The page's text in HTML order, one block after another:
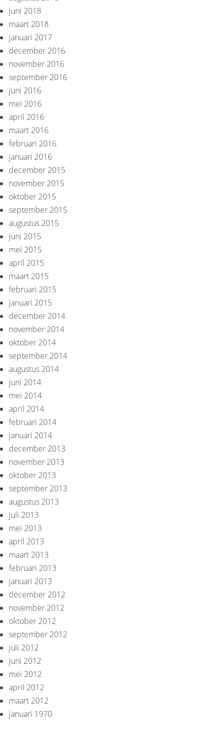
juni 2018
maart 2018
januari 2017
december 2016
november 2016
september 2016
juni 2016
mei 2016
april 2016
maart 2016
februari 2016
januari 2016
december 2015
november 2015
oktober 2015
september 2015
augustus 2015
juni 2015
mei 2015
april 2015
maart 2015
februari 2015
januari 2015
december 2014
november 2014
oktober 2014
september 2014
augustus 2014
juni 2014
mei 2014
april 2014
februari 2014
januari 2014
december 2013
november 2013
oktober 2013
september 2013
augustus 2013
juli 2013
mei 2013
april 2013
maart 2013
februari 2013
januari 2013
december 2012
november 2012
oktober 2012
september 2012
juli 2012
juni 2012
mei 2012
april 2012
maart 2012
januari 1970